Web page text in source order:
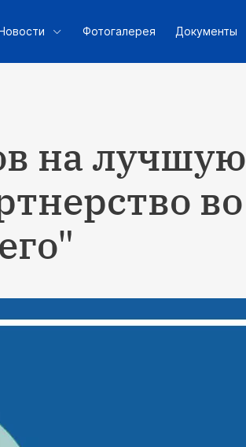
Фотогалерея Документы
на лучшую
во